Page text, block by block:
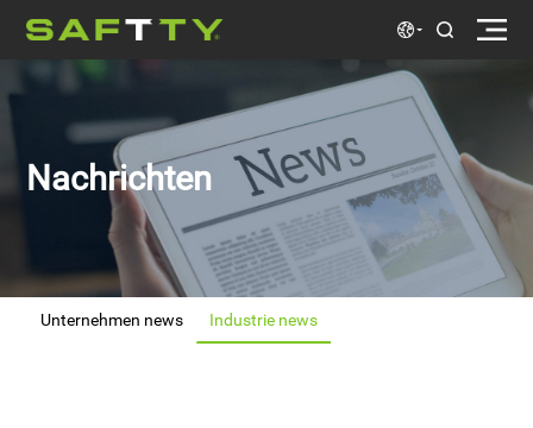
Nachrichten
Unternehmen news Industrie news